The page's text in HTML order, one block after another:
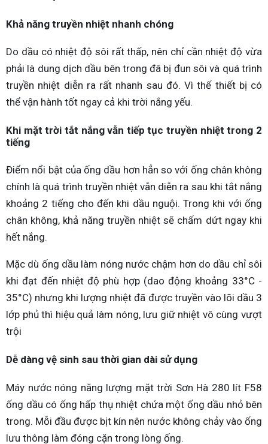
Khả năng truyền nhiệt nhanh chóng
Do dầu có nhiệt độ sôi rất thấp, nên chỉ cần nhiệt độ vừa
phải là dung dịch dầu bên trong đã bị đun sôi và quá trình
truyền nhiệt diễn ra rất nhanh sau đó. Vì thế thiết bị có
thể vận hành tốt ngay cả khi trời nắng yếu.
Khi mặt trời tắt nắng vẫn tiếp tục truyền nhiệt trong 2
tiếng
Điểm nổi bật của ống dầu hơn hẳn so với ống chân không
chính là quá trình truyền nhiệt vẫn diễn ra sau khi tắt nắng
khoảng 2 tiếng cho đến khi dầu nguội. Trong khi với ống
chân không, khả năng truyền nhiệt sẽ chấm dứt ngay khi
hết nắng.
Mặc dù ống dầu làm nóng nước chậm hơn do dầu chỉ sôi
khi đạt đến nhiệt độ phù hợp (dao động khoảng 33°C -
35°C) nhưng khi lượng nhiệt đã được truyền vào lõi dầu 3
lớp phủ thì hiệu quả làm nóng, lưu giữ nhiệt vô cùng vượt
trội
Dễ dàng vệ sinh sau thời gian dài sử dụng
Máy nước nóng năng lượng mặt trời Sơn Hà 280 lít F58
ống dầu có ống hấp thụ nhiệt chứa một ống dầu nhỏ bên
trong. Mỗi đầu được bịt kín nên nước không chảy vào ống
lưu thông làm đóng cặn trong lòng ống.